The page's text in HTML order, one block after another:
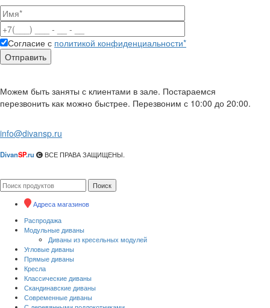
Согласие с политикой конфиденциальности*
Можем быть заняты с клиентами в зале. Постараемся
перезвонить как можно быстрее. Перезвоним с 10:00 до 20:00.
info@divansp.ru
DivanSP.ru ВСЕ ПРАВА ЗАЩИЩЕНЫ.
Поиск
Адреса магазинов
Распродажа
Модульные диваны
Диваны из кресельных модулей
Угловые диваны
Прямые диваны
Кресла
Классические диваны
Скандинавские диваны
Современные диваны